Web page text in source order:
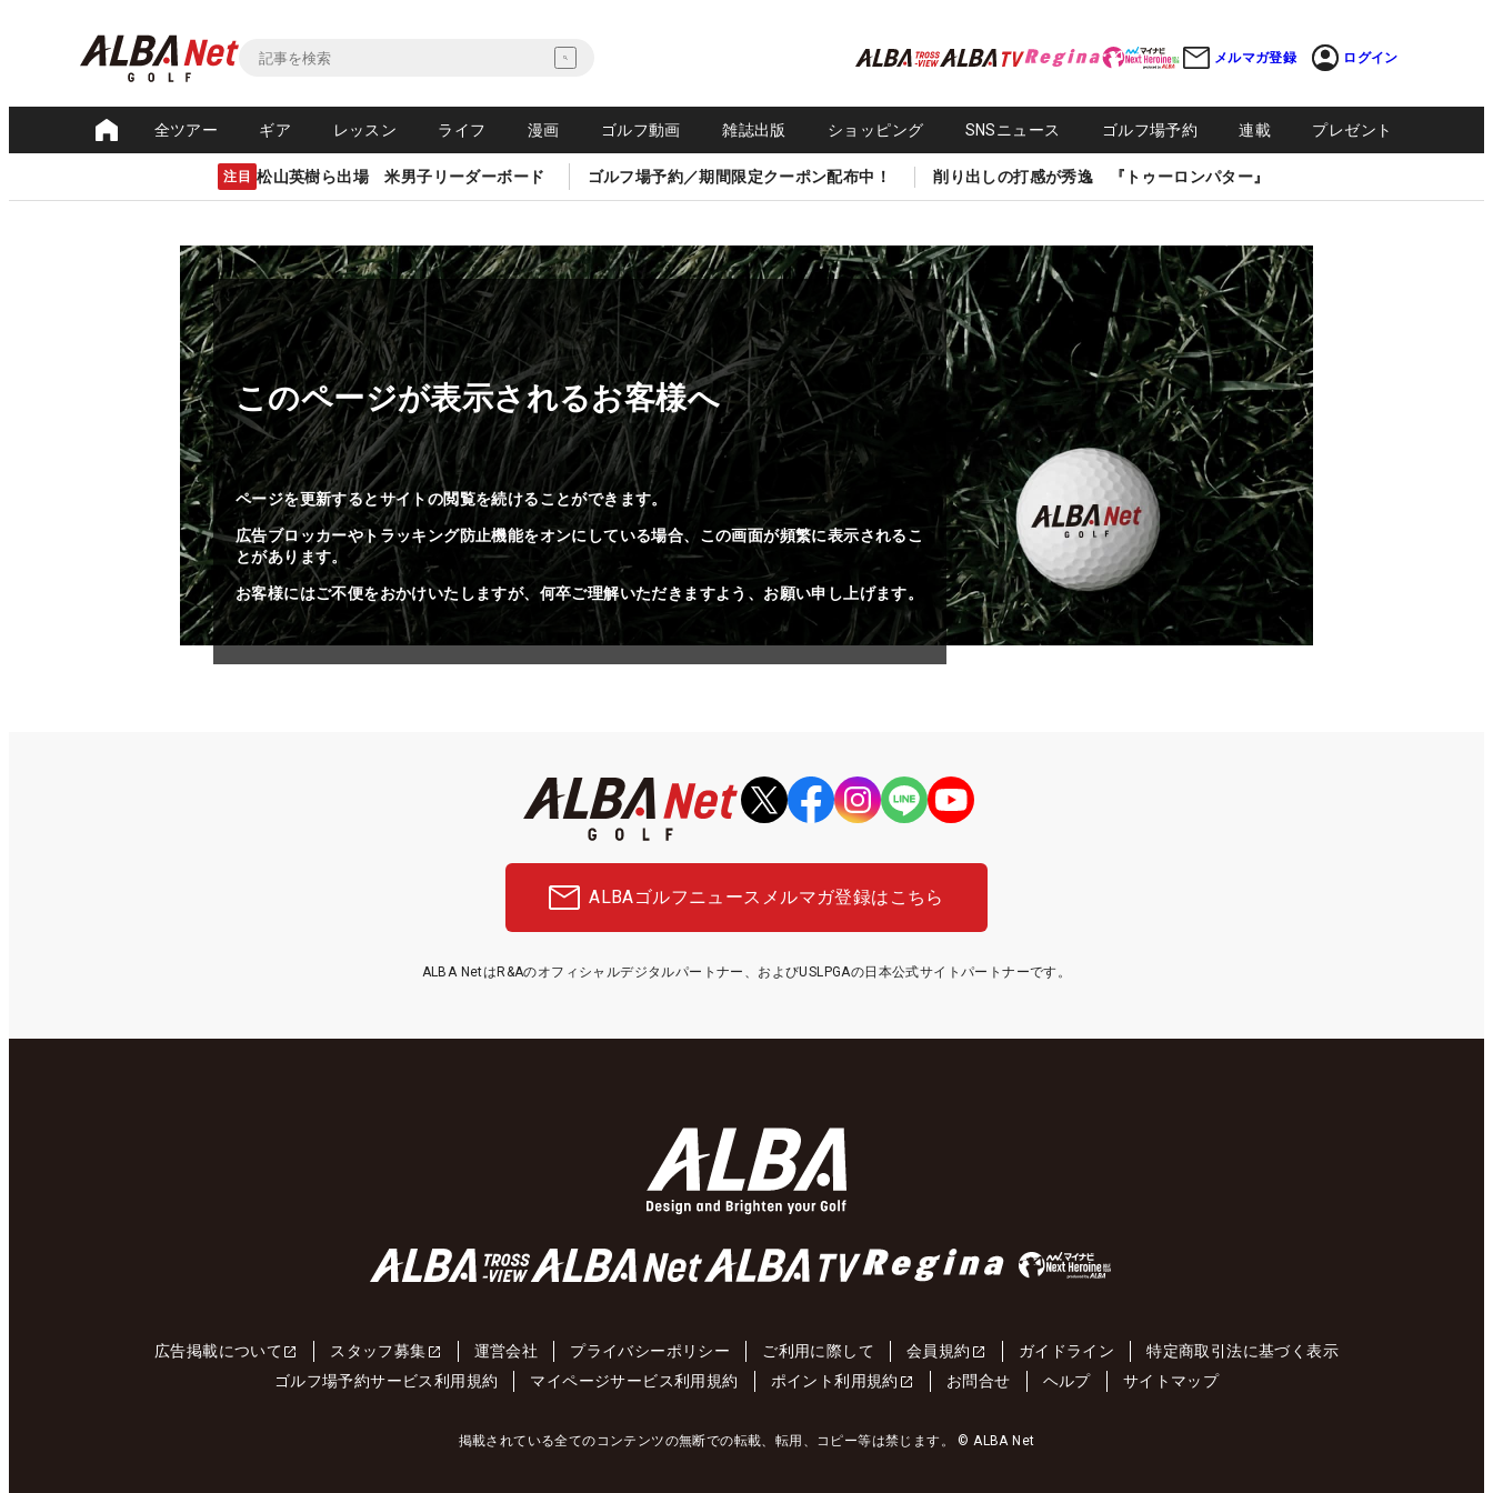
メルマガ登録 ログイン
全ツアー ギア レッスン ライフ 漫画 ゴルフ動画 雑誌出版 ショッピング SNSニュース ゴルフ場予約 連載 プレゼント
注目 松山英樹ら出場 米男子リーダーボード ゴルフ場予約／期間限定クーポン配布中！ 削り出しの打感が秀逸 『トゥーロンパター』
このページが表示されるお客様へ
ページを更新するとサイトの閲覧を続けることができます。
広告ブロッカーやトラッキング防止機能をオンにしている場合、この画面が頻繁に表示されるこ
とがあります。
お客様にはご不便をおかけいたしますが、何卒ご理解いただきますよう、お願い申し上げます。
ALBAゴルフニュース メルマガ登録はこちら
ALBA NetはR&Aのオフィシャルデジタルパートナー、およびUSLPGAの日本公式サイトパートナーです。
広告掲載について スタッフ募集 運営会社 プライバシーポリシー ご利用に際して 会員規約 ガイドライン
特定商取引法に基づく表示
ゴルフ場予約サービス利用規約
マイページサービス利用規約 ポイント利用規約 お問合せ ヘルプ サイトマップ
掲載されている全てのコンテンツの無断での転載、転用、コピー等は禁じます。 © ALBA Net